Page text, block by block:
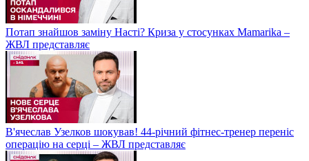
Потап знайшов заміну Насті? Криза у стосунках Mamarika –
ЖВЛ представляє
В'ячеслав Узелков шокував! 44-річний фітнес-тренер переніс
операцію на серці – ЖВЛ представляє